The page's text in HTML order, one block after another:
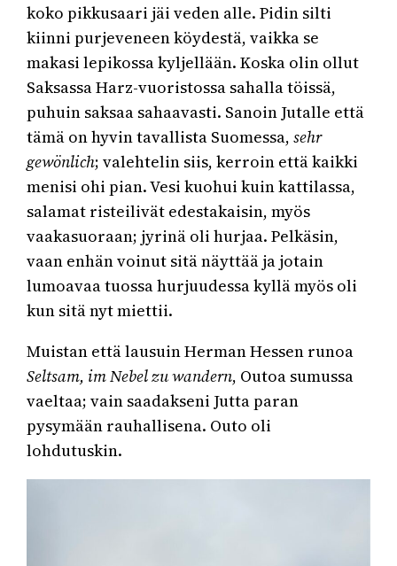
koko pikkusaari jäi veden alle. Pidin silti
kiinni purjeveneen köydestä, vaikka se
makasi lepikossa kyljellään. Koska olin ollut
Saksassa Harz-vuoristossa sahalla töissä,
puhuin saksaa sahaavasti. Sanoin Jutalle että
tämä on hyvin tavallista Suomessa,sehr
gewönlich; valehtelin siis, kerroin että kaikki
menisi ohi pian. Vesi kuohui kuin kattilassa,
salamat risteilivät edestakaisin, myös
vaakasuoraan; jyrinä oli hurjaa. Pelkäsin,
vaan enhän voinut sitä näyttää ja jotain
lumoavaa tuossa hurjuudessa kyllä myös oli
kun sitä nyt miettii.
Muistan että lausuin Herman Hessen runoa
Seltsam, im Nebel zu wandern, Outoa sumussa
vaeltaa; vain saadakseni Jutta paran
pysymään rauhallisena. Outo oli
lohdutuskin.